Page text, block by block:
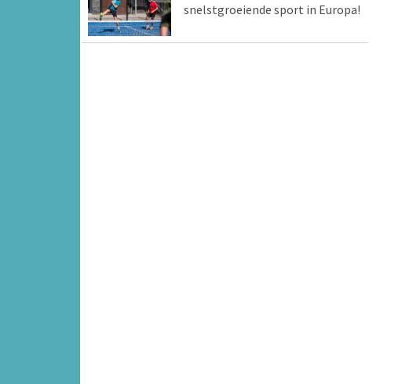
snelstgroeiende sport in Europa!